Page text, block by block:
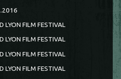
LYON FILM FESTIVAL
LYON FILM FESTIVAL
LYON FILM FESTIVAL
LYON FILM FESTIVAL